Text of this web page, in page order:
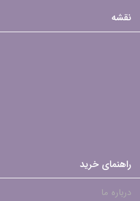
نقشه
راهنمای خرید
درباره ما